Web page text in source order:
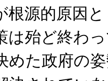
源的原因
は殆ど終わ
めた政府の